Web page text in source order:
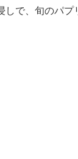
で、旬のパプ